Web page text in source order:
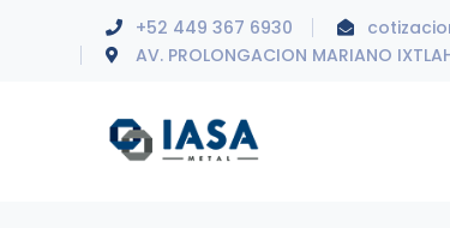
+52 449 367 6930
AV. PROLONGACION MARIANO